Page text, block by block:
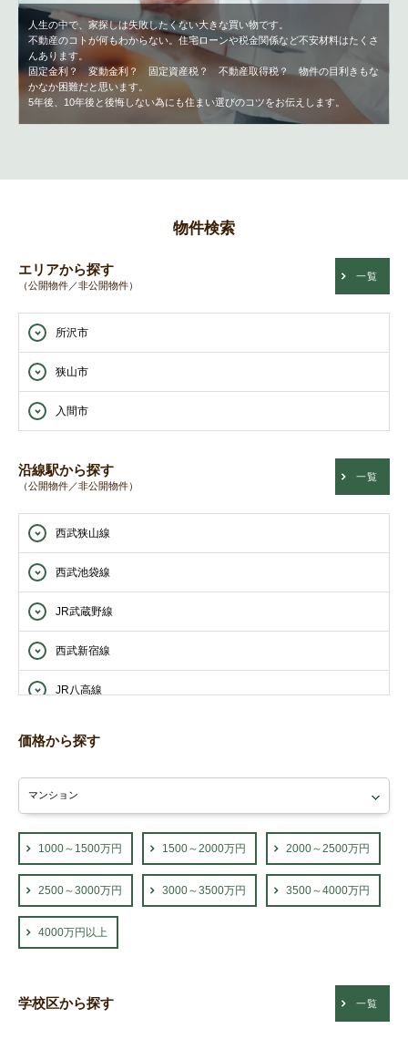
人生の中で、家探しは失敗したくない大きな買い物です。
不動産のコトが何もわからない。住宅ローンや税金関係など不安材料はたくさ
んあります。
固定金利？ 変動金利？ 固定資産税？ 不動産取得税？ 物件の目利きもな
かなか困難だと思います。
5年後、10年後と後悔しない為にも住まい選びのコツをお伝えします。
物件検索
エリアから探す
（公開物件／非公開物件）
一覧
所沢市
狭山市
入間市
沿線駅から探す
（公開物件／非公開物件）
一覧
西武狭山線
西武池袋線
JR武蔵野線
西武新宿線
JR八高線
JR青梅線
価格から探す
1000～1500万円 1500～2000万円 2000～2500万円
2500～3000万円 3000～3500万円 3500～4000万円
4000万円以上
学校区から探す 一覧